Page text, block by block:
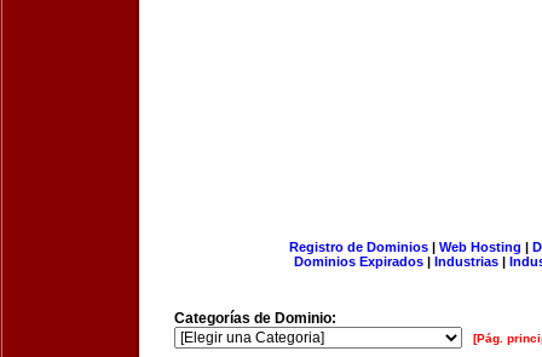
Registro de Dominios| Web Hosting |
Dominios Expirados | Industrias |
Categorías de Dominio:
[Pág.